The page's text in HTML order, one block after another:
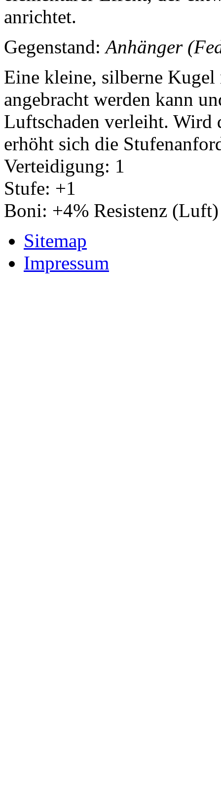
anrichtet.
Gegenstand:Anhänger
Eine kleine, silberne Kugel
angebracht werden kann
Luftschaden verleiht. Wird
erhöht sich die
Verteidigung: 1
Stufe: +1
Boni: +4% Resistenz (Luft)
Sitemap
Impressum